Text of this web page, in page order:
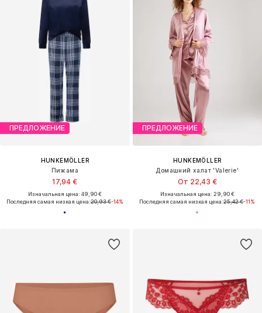
ПРЕДЛОЖЕНИЕ
HUNKEMÖLLER
Пижама
17,94 €
Изначальная цена: 49,90 €
Последняя самая низкая цена:20,93 €-14%
ПРЕДЛОЖЕНИЕ
HUNKEMÖLLER
Домашний халат 'Valerie'
От 22,43 €
Изначальная цена: 29,90 €
Последняя самая низкая цена:25,42 €-11%